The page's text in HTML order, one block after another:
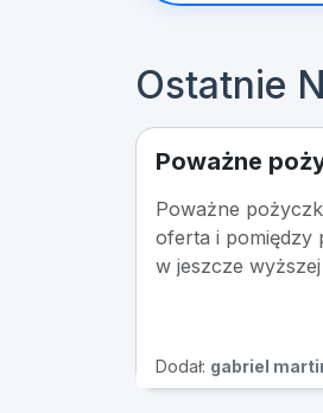
Ostatnie
Poważne
Poważne
oferta i pomiędzy
w jeszcze
Dodał: gabriel